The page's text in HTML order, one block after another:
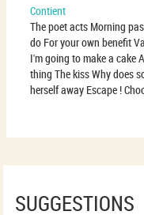
Contient
The poet acts Morning
do For your own benefit
I'm going to make a cake
thing The kiss Why does
herself away Escape !
SUGGESTIONS